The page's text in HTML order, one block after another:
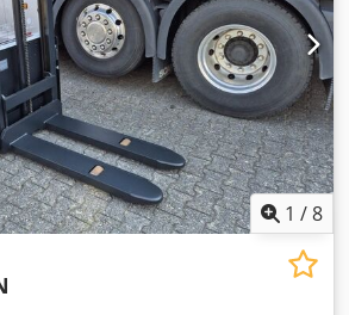
Новый грузовик Техническое
передних шин: Полиуретан
шин: 80 - 100% Тип задних шин:
задних шин: 80 - 100% Dsdpjwzpc
аккумулятора: 24 В Аккумулятор
PzS Год выпуска
Состояние батареи: 80 - 100% Полный
CE, Акваматик для элементов
1 /8